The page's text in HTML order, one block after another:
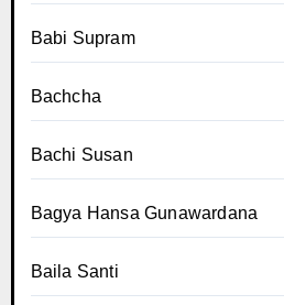
Babi Supram
Bachcha
Bachi Susan
Bagya Hansa Gunawardana
Baila Santi